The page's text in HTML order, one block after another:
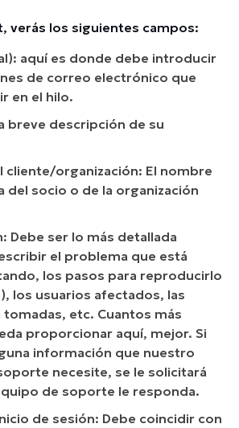
verás los siguientes campos:
aquí es donde debe introducir
de correo electrónico que
en el hilo.
breve descripción de su
cliente/organización: El nombre
del socio o de la organización
Debe ser lo más detallada
el problema que está
los pasos para reproducirlo
los usuarios afectados, las
tomadas, etc. Cuantos más
proporcionar aquí, mejor. Si
información que nuestro
necesite, se le solicitará
de soporte le responda.
de sesión: Debe coincidir con